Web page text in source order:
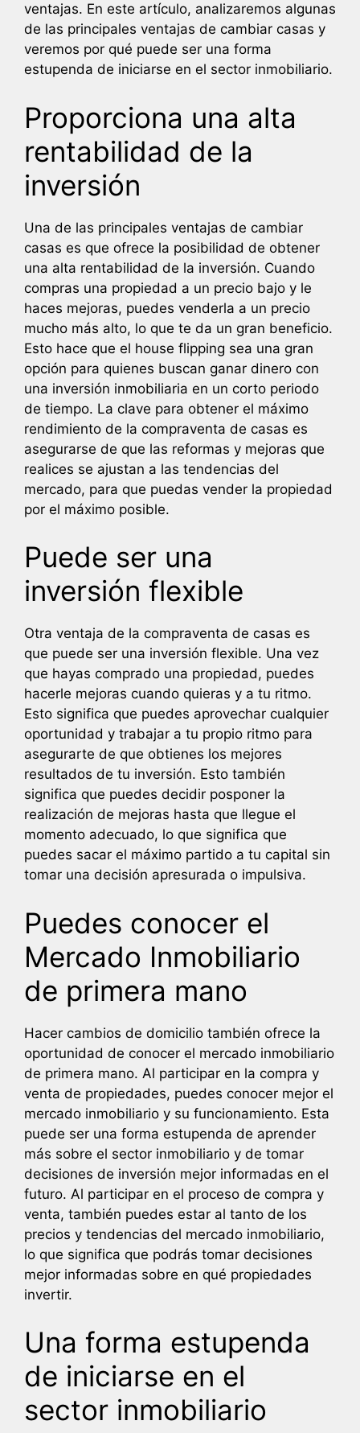
ventajas. En este artículo, analizaremos algunas
de las principales ventajas de cambiar casas y
veremos por qué puede ser una forma
estupenda de iniciarse en el sector inmobiliario.
Proporciona una alta
rentabilidad de la
inversión
Una de las principales ventajas de cambiar
casas es que ofrece la posibilidad de obtener
una alta rentabilidad de la inversión. Cuando
compras una propiedad a un precio bajo y le
haces mejoras, puedes venderla a un precio
mucho más alto, lo que te da un gran beneficio.
Esto hace que el house flipping sea una gran
opción para quienes buscan ganar dinero con
una inversión inmobiliaria en un corto periodo
de tiempo. La clave para obtener el máximo
rendimiento de la compraventa de casas es
asegurarse de que las reformas y mejoras que
realices se ajustan a las tendencias del
mercado, para que puedas vender la propiedad
por el máximo posible.
Puede ser una
inversión flexible
Otra ventaja de la compraventa de casas es
que puede ser una inversión flexible. Una vez
que hayas comprado una propiedad, puedes
hacerle mejoras cuando quieras y a tu ritmo.
Esto significa que puedes aprovechar cualquier
oportunidad y trabajar a tu propio ritmo para
asegurarte de que obtienes los mejores
resultados de tu inversión. Esto también
significa que puedes decidir posponer la
realización de mejoras hasta que llegue el
momento adecuado, lo que significa que
puedes sacar el máximo partido a tu capital sin
tomar una decisión apresurada o impulsiva.
Puedes conocer el
Mercado Inmobiliario
de primera mano
Hacer cambios de domicilio también ofrece la
oportunidad de conocer el mercado inmobiliario
de primera mano. Al participar en la compra y
venta de propiedades, puedes conocer mejor el
mercado inmobiliario y su funcionamiento. Esta
puede ser una forma estupenda de aprender
más sobre el sector inmobiliario y de tomar
decisiones de inversión mejor informadas en el
futuro. Al participar en el proceso de compra y
venta, también puedes estar al tanto de los
precios y tendencias del mercado inmobiliario,
lo que significa que podrás tomar decisiones
mejor informadas sobre en qué propiedades
invertir.
Una forma estupenda
de iniciarse en el
sector inmobiliario